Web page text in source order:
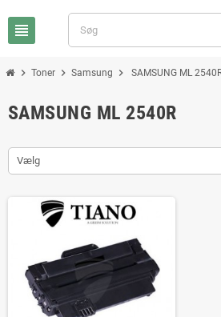
view_headline
chevron_right Toner chevron_right Samsung chevron_right SAMSUNG ML
SAMSUNG ML 2540R
Vælg